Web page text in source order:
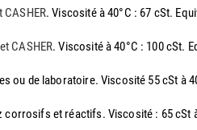
. Viscosité à 40°C : 67 cSt.
CASHER. Viscosité à 40°C : 100 cSt.
de laboratoire. Viscosité 55 cSt à
et réactifs. Viscosité : 65 cSt à